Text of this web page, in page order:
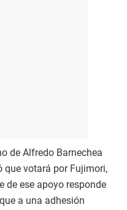
de Alfredo Barnechea
que votará por Fujimori,
de ese apoyo responde
a una adhesión